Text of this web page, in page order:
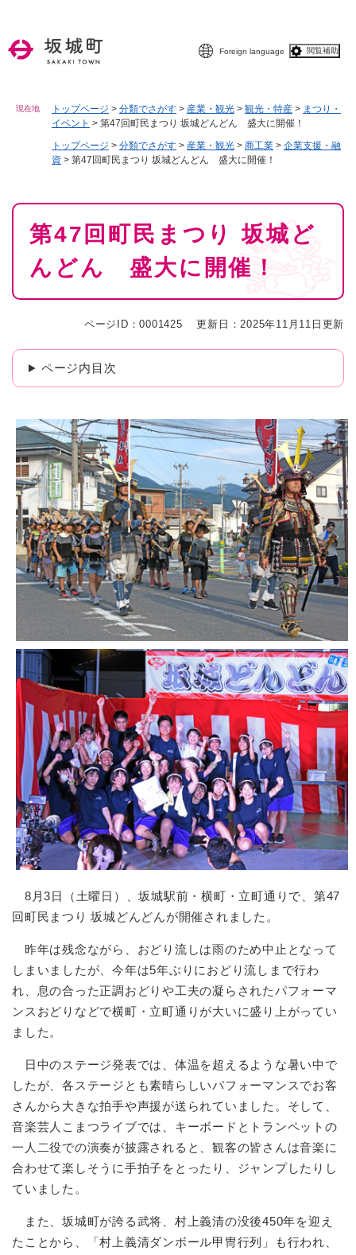
Foreign language 閲覧補助
現在地 トップページ > 分類でさがす > 産業・観光 > 観光・特産 > まつり・
イベント > 第47回町民まつり 坂城どんどん 盛大に開催！
トップページ > 分類でさがす > 産業・観光 > 商工業 > 企業支援・融
資 > 第47回町民まつり 坂城どんどん 盛大に開催！
本
第47回町民まつり 坂城ど
んどん 盛大に開催！
ページID：0001425 更新日：2025年11月11日更新
ページ内目次
8月3日（土曜日）、坂城駅前・横町・立町通りで、第47
回町民まつり 坂城どんどんが開催されました。
昨年は残念ながら、おどり流しは雨のため中止となって
しまいましたが、今年は5年ぶりにおどり流しまで行わ
れ、息の合った正調おどりや工夫の凝らされたパフォーマ
ンスおどりなどで横町・立町通りが大いに盛り上がってい
ました。
日中のステージ発表では、体温を超えるような暑い中で
したが、各ステージとも素晴らしいパフォーマンスでお客
さんから大きな拍手や声援が送られていました。そして、
音楽芸人こまつライブでは、キーボードとトランペットの
一人二役での演奏が披露されると、観客の皆さんは音楽に
合わせて楽しそうに手拍子をとったり、ジャンプしたりし
ていました。
また、坂城町が誇る武将、村上義清の没後450年を迎え
たことから、「村上義清ダンボール甲冑行列」も行われ、